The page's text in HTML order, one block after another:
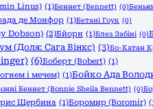
Linus) (1)Беннет (Bennett) (0)
де Монфор (1)Бетані Гоук (0)
Dobson) (2)Бйорн (1)Блез Забіні (0)
(Доля: Сага Вінкс) (3)Бо-Катан
(6)Боберт (Bobert) (1)
і мечем) (1)Бойко Ада
Беннет (Bonnie Sheila Bennett) (0)
Щербина (1)Боромир (Boromir)